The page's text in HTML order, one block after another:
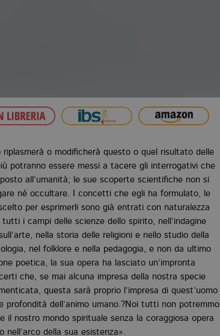
o modificherà questo o quel risultato delle
potranno essere messi a tacere gli interrogativi che
all’umanità; le sue scoperte scientifiche non si
né occultare. I concetti che egli ha formulato, le
per esprimerli sono già entrati con naturalezza
tutti i campi delle scienze dello spirito, nell’indagine
nella storia delle religioni e nello studio della
nel folklore e nella pedagogia, e non da ultimo
poetica, la sua opera ha lasciato un’impronta
che, se mai alcuna impresa della nostra specie
questa sarà proprio l’impresa di quest’uomo
profondità dell’animo umano.?Noi tutti non potremmo
il nostro mondo spirituale senza la coraggiosa opera
nell’arco della sua esistenza».